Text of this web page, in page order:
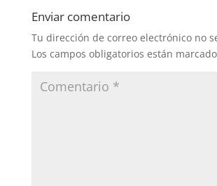
Enviar comentario
Tu dirección de correo electrónico no
Los campos obligatorios están